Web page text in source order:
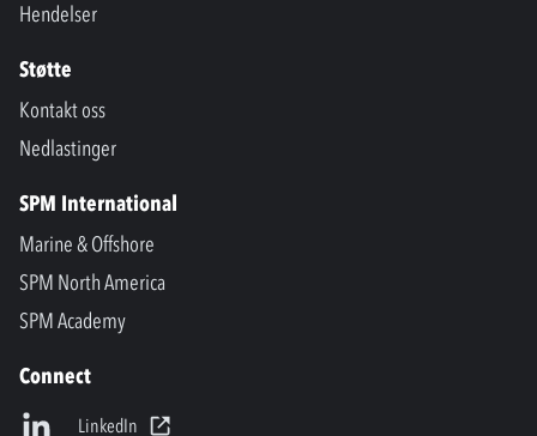
Hendelser
Støtte
Kontakt oss
Nedlastinger
SPM International
Marine & Offshore
SPM North America
SPM Academy
Connect
LinkedIn